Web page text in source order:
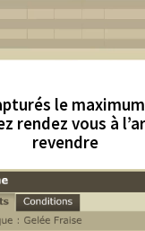
le
rendez vous à
revendre